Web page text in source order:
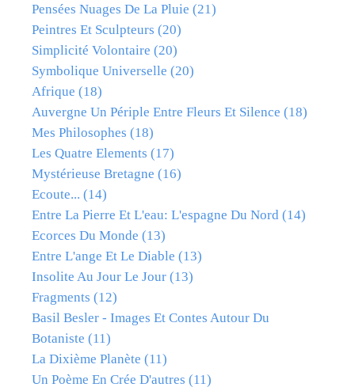
Pensées Nuages De La Pluie (21)
Peintres Et Sculpteurs (20)
Simplicité Volontaire (20)
Symbolique Universelle (20)
Afrique (18)
Auvergne Un Périple Entre Fleurs Et Silence (18)
Mes Philosophes (18)
Les Quatre Elements (17)
Mystérieuse Bretagne (16)
Ecoute... (14)
Entre La Pierre Et L'eau: L'espagne Du Nord (14)
Ecorces Du Monde (13)
Entre L'ange Et Le Diable (13)
Insolite Au Jour Le Jour (13)
Fragments (12)
Basil Besler - Images Et Contes Autour Du
Botaniste (11)
La Dixième Planète (11)
Un Poème En Crée D'autres (11)